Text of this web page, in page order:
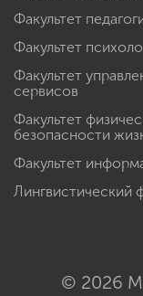
Факультет
Факультет
Факультет
сервисов
Факультет
безопасности
Факультет
Лингвистический
© 2026